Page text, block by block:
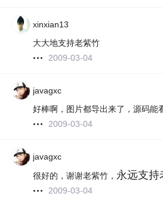
xinxian13
大大地支持老紫竹
2009-03-04
javagxc
好棒啊，图片都导出来了，源码能
2009-03-04
javagxc
很好的，谢谢老紫竹， 永远支持
2009-03-04